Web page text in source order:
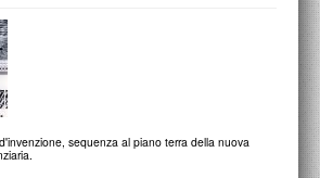
sequenza al piano terra della nuova